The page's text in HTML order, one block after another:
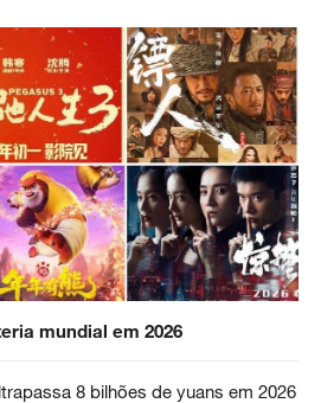
mundial em 2026
8 bilhões de yuans em 2026